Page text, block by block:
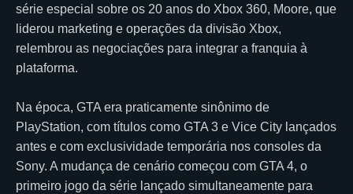
série especial sobre os 20 anos do Xbox 360, Moore, que
liderou marketing e operações da divisão Xbox,
relembrou as negociações para integrar a franquia à
plataforma.
Na época, GTA era praticamente sinônimo de
PlayStation, com títulos como GTA 3 e Vice City lançados
antes e com exclusividade temporária nos consoles da
Sony. A mudança de cenário começou com GTA 4, o
primeiro jogo da série lançado simultaneamente para